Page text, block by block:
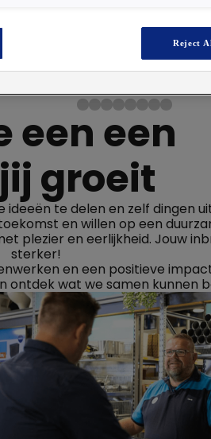
een een
groeit
te delen en zelf dingen
en willen op een
plezier en eerlijkheid. Jouw
sterker!
en een positieve
ontdek wat we samen kunnen
Reject